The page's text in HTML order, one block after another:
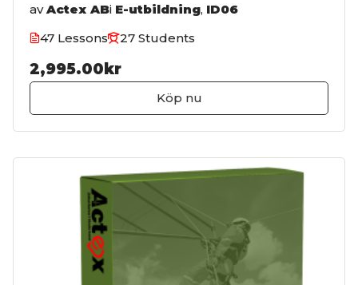
av Actex ABi E-utbildning, ID06
47 Lessons
27 Students
2,995.00kr
Köp nu